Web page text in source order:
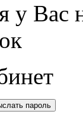
у Вас